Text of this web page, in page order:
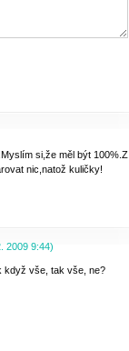
si,že měl být 100%.Z
nic,natož kuličky!
2009 9:44)
když vše, tak vše, ne?